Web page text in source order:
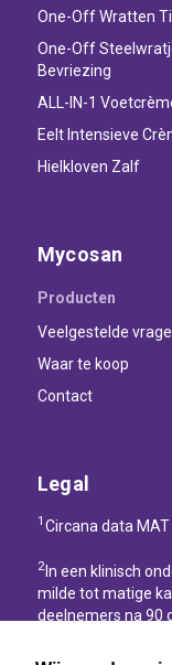
One-Off Wratten
One-Off
Bevriezing
ALL-IN-1
Eelt Intensieve
Hielkloven Zalf
Mycosan
Producten
Veelgestelde
Waar te koop
Contact
Legal
1 Circana data
2In een klinisch
milde tot matige
deelnemers na 90
Candida albicans)